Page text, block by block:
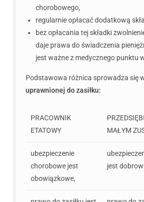
chorobowego,
regularnie opłacać dodatkową
bez opłacania tej składki
daje prawa do świadczenia
jest ważne z medycznego punktu
Podstawowa różnica sprowadza się
uprawnionej do zasiłku:
PRACOWNIK
ETATOWY
MAŁYM
ubezpieczenie
chorobowe jest
obowiązkowe,
jest